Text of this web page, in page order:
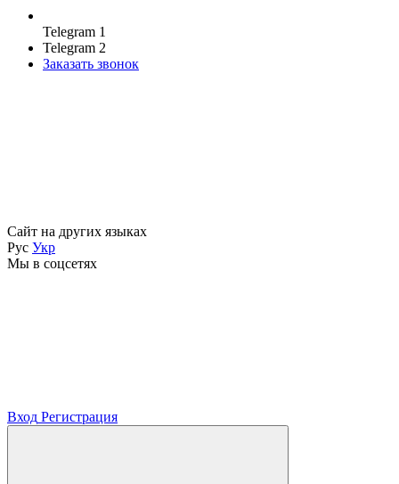
Telegram 1
Telegram 2
Заказать звонок
Сайт на других языках
Рус Укр
Мы в соцсетях
Вход Регистрация